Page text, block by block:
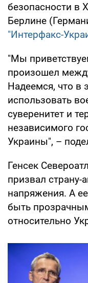
безопасности в
Берлине
"Интерфакс-
"Мы
произошел
Надеемся, что в
использовать
суверенитет и
независимого
Украины", –
Генсек
призвал страну-
напряжения. А
быть
относительно